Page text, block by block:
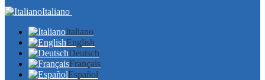
Italiano
Italiano
English
Deutsch
Français
Español